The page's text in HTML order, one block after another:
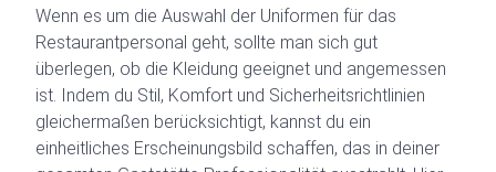
Wenn es um die Auswahl der Uniformen für das
Restaurantpersonal geht, sollte man sich gut
überlegen, ob die Kleidung geeignet und angemessen
ist. Indem du Stil, Komfort und Sicherheitsrichtlinien
gleichermaßen berücksichtigt, kannst du ein
einheitliches Erscheinungsbild schaffen, das in deiner